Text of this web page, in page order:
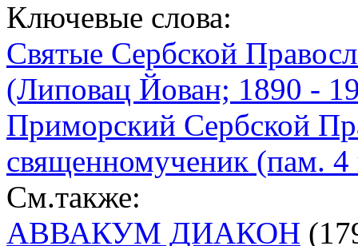
Ключевые слова:
Святые Сербской
(Липовац Йован; 1890 -
Приморский Сербской
священномученик (пам.
См.также:
АВВАКУМ ДИАКОН